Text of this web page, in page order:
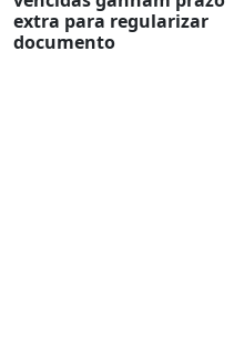
extra para regularizar
documento